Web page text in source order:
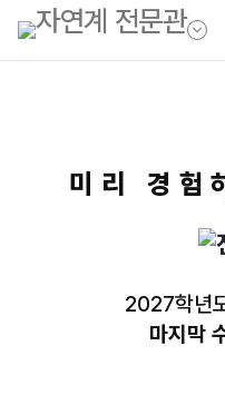
미리 경험
2027학년
마지막